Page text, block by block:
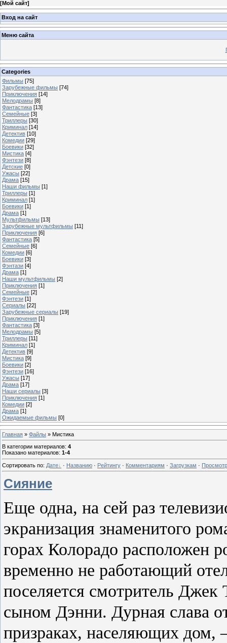
[Мой сайт]
Вход на сайт
Меню сайта
Categories
Фильмы [75]
Зарубежные фильмы [74]
Приключения [14]
Мелодрамы [8]
Фантастика [13]
Семейные [3]
Триллеры [30]
Криминал [14]
Детектив [10]
Комедии [29]
Боевики [32]
Мистика [4]
Фэнтези [8]
Детские [0]
Ужасы [22]
Драма [15]
Наши фильмы [1]
Триллеры [1]
Криминал [1]
Боевики [1]
Драма [1]
Мультфильмы [13]
Зарубежные мультфильмы [11]
Приключения [6]
Фантастика [5]
Семейные [6]
Комедии [6]
Боевики [3]
Фэнтази [4]
Драма [1]
Наши мультфильмы [2]
Приключения [1]
Семейные [2]
Фэнтези [1]
Сериалы [22]
Зарубежные сериалы [19]
Приключения [1]
Фантастика [3]
Мелодрамы [5]
Триллеры [11]
Криминал [1]
Детектив [9]
Мистика [9]
Боевики [2]
Фэнтези [16]
Ужасы [17]
Драма [17]
Наши сериалы [3]
Приключения [1]
Комедии [2]
Драма [1]
Ожидаемые фильмы [0]
Главная » Файлы » Мистика
В категории материалов: 4
Показано материалов: 1-4
Сортировать по: Дате · Названию · Рейтингу · Комментариям · Загрузкам ·
Сияние
Еще одна, на сей раз
экранизация знаменитого
горах Колорадо расположен
временно не работающий
поселяется смотритель
сыном Дэнни. Дурная слава
призраках, населяющих дом,